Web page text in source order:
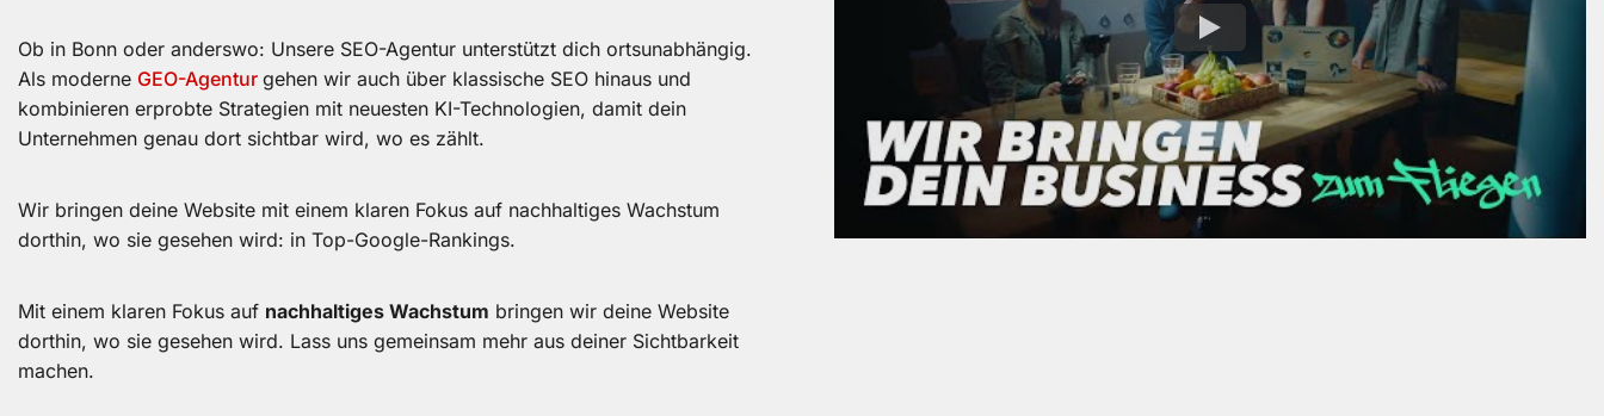
Ob in Bonn oder anderswo: Unsere SEO-Agentur unterstützt dich ortsunabhängig.
Als moderne GEO-Agentur gehen wir auch über klassische SEO hinaus und
kombinieren erprobte Strategien mit neuesten KI-Technologien, damit dein
Unternehmen genau dort sichtbar wird, wo es zählt.
Wir bringen deine Website mit einem klaren Fokus auf nachhaltiges Wachstum
dorthin, wo sie gesehen wird: in Top-Google-Rankings.
Mit einem klaren Fokus auf nachhaltiges Wachstum bringen wir deine Website
dorthin, wo sie gesehen wird. Lass uns gemeinsam mehr aus deiner Sichtbarkeit
machen.